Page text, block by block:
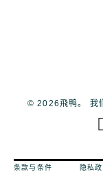
© 2026飛鸭。 我
条款与条件
隐私